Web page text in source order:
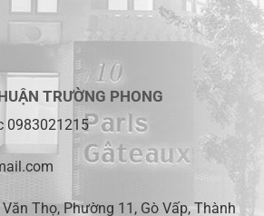
TRƯỜNG PHONG
0983021215
Thọ, Phường 11, Gò Vấp, Thành